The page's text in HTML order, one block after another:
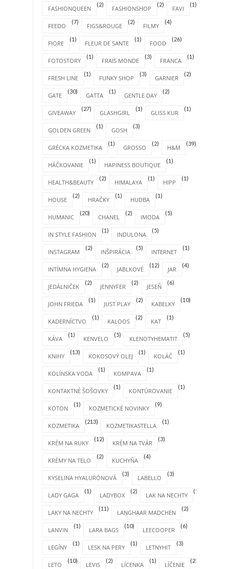
FASHIONQUEEN
(2)
FASHIONSHOP
(2)
FAVI
(1)
FEEDO
(7)
FIGS&ROUGE
(2)
FILMY
(4)
FIORE
(1)
FLEUR DE SANTE
(1)
FOOD
(26)
FOTOSTORY
(1)
FRAIS MONDE
(3)
FRANCA
(1)
FRESH LINE
(1)
FUNKY SHOP
(3)
GARNIER
(2)
GATE
(30)
GATTA
(1)
GENTLE DAY
(2)
GIVEAWAY
(27)
GLASHGIRL
(1)
GLISS KUR
(1)
GOLDEN GREEN
(1)
GOSH
(3)
GRÉCKA KOZMETIKA
(1)
GROSSO
(2)
H&M
(39)
HÁČKOVANIE
(1)
HAPINESS BOUTIQUE
(1)
HEALTH&BEAUTY
(2)
HIMALAYA
(1)
HIPP
(1)
HOUSE
(2)
HRAČKY
(1)
HUDBA
(1)
HUMANIC
(20)
CHANEL
(2)
IMODA
(5)
IN STYLE FASHION
(1)
INDULONA
(5)
INSTAGRAM
(2)
INŠPIRÁCIA
(5)
INTERNET
(1)
INTÍMNA HYGIENA
(2)
JABLKOVÉ
(12)
JAR
(4)
JEDÁLNIČEK
(2)
JENNYFER
(2)
JESEŇ
(6)
JOHN FRIEDA
(1)
JUST PLAY
(2)
KABELKY
(10)
KADERNÍCTVO
(1)
KALOOS
(2)
KAT
(1)
KÁVA
(1)
KENVELO
(5)
KLENOTYHEMATIT
(5)
KNIHY
(13)
KOKOSOVÝ OLEJ
(1)
KOLÁČ
(1)
KOLÍNSKA VODA
(1)
KOMPAVA
(1)
KONTAKTNÉ ŠOŠOVKY
(1)
KONTÚROVANIE
(1)
KOTON
(1)
KOZMETICKÉ NOVINKY
(9)
KOZMETIKA
(213)
KOZMETIKASTELLA
(1)
KRÉM NA RUKY
(12)
KRÉM NA TVÁR
(3)
KRÉMY NA TELO
(2)
KUCHYŇA
(4)
KYSELINA HYALURÓNOVÁ
(3)
LABELLO
(3)
LADY GAGA
(1)
LADYBOX
(2)
LAK NA NECHTY
(1)
LAKY NA NECHTY
(11)
LANGHAAR MADCHEN
(2)
LANVIN
(1)
LARA BAGS
(10)
LEECOOPER
(6)
LEGÍNY
(1)
LESK NA PERY
(1)
LETNYHIT
(3)
LETO
(10)
LEVIS
(2)
LÍCENKA
(1)
LÍČENIE
(25)